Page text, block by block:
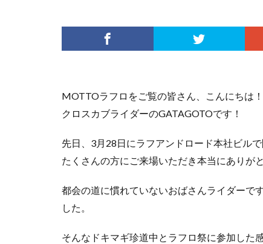
MOTTOラフロをご覧の皆さん、こんにちは！
クロスカブライダーのGATAGOTOです！
先日、3月28日にラフアンドロード本社ビル
たくさんの方にご来場いただき本当にありが
都会の道に慣れていないおばさんライダーで
した。
そんなドキマギ珍道中とラフロ祭に参加した